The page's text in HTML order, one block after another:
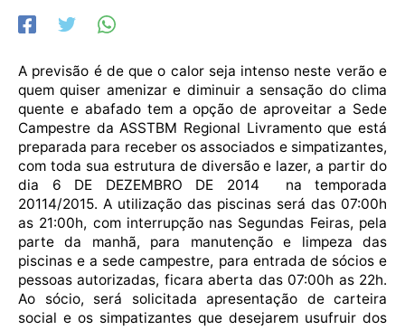
A previsão é de que o calor seja intenso neste verão e
quem quiser amenizar e diminuir a sensação do clima
quente e abafado tem a opção de aproveitar a Sede
Campestre da ASSTBM Regional Livramento que está
preparada para receber os associados e simpatizantes,
com toda sua estrutura de diversão e lazer, a partir do
dia 6 DE DEZEMBRO DE 2014 na temporada
20114/2015. A utilização das piscinas será das 07:00h
as 21:00h, com interrupção nas Segundas Feiras, pela
parte da manhã, para manutenção e limpeza das
piscinas e a sede campestre, para entrada de sócios e
pessoas autorizadas, ficara aberta das 07:00h as 22h.
Ao sócio, será solicitada apresentação de carteira
social e os simpatizantes que desejarem usufruir dos